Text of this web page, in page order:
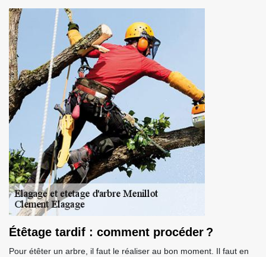
Étêtage tardif : comment procéder ?
Pour étêter un arbre, il faut le réaliser au bon moment. Il faut en